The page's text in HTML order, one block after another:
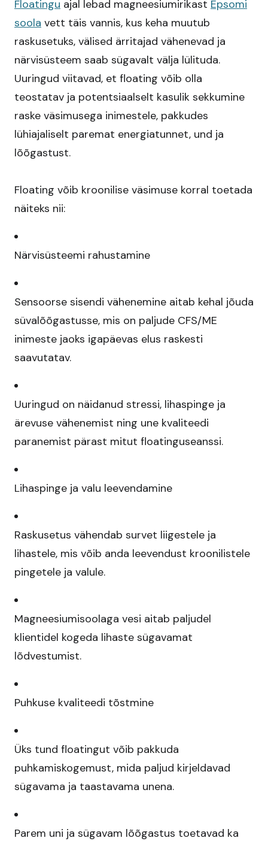
Floatingu ajal lebad magneesiumirikast Epsomi
soola vett täis vannis, kus keha muutub
raskusetuks, välised ärritajad vähenevad ja
närvisüsteem saab sügavalt välja lülituda.
Uuringud viitavad, et floating võib olla
teostatav ja potentsiaalselt kasulik sekkumine
raske väsimusega inimestele, pakkudes
lühiajaliselt paremat energiatunnet, und ja
lõõgastust.​
Floating võib kroonilise väsimuse korral toetada
näiteks nii:
Närvisüsteemi rahustamine
Sensoorse sisendi vähenemine aitab kehal jõuda
süvalõõgastusse, mis on paljude CFS/ME
inimeste jaoks igapäevas elus raskesti
saavutatav.​
Uuringud on näidanud stressi, lihaspinge ja
ärevuse vähenemist ning une kvaliteedi
paranemist pärast mitut floatinguseanssi.​
Lihaspinge ja valu leevendamine
Raskusetus vähendab survet liigestele ja
lihastele, mis võib anda leevendust kroonilistele
pingetele ja valule.​
Magneesiumisoolaga vesi aitab paljudel
klientidel kogeda lihaste sügavamat
lõdvestumist.​
Puhkuse kvaliteedi tõstmine
Üks tund floatingut võib pakkuda
puhkamiskogemust, mida paljud kirjeldavad
sügavama ja taastavama unena.​
Parem uni ja sügavam lõõgastus toetavad ka